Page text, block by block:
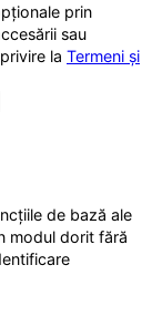
prin
sau
la Termeni și
de bază ale
modul dorit fără